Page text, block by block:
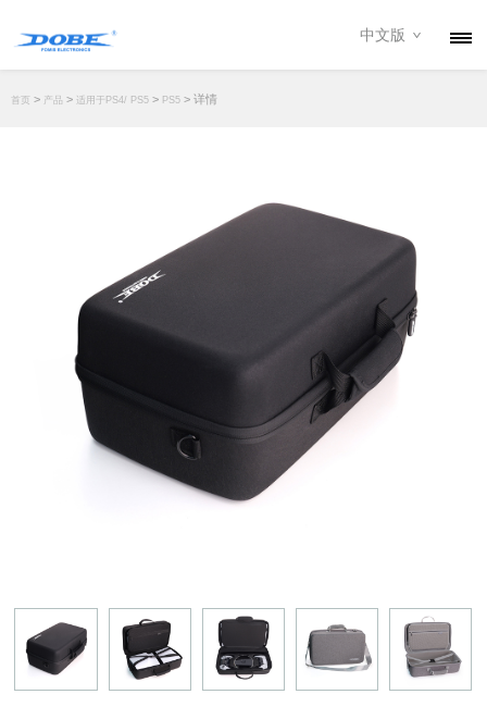
经销商
中文版
首页 > 产品 > 适用于PS4/ PS5 > PS5 > 详情